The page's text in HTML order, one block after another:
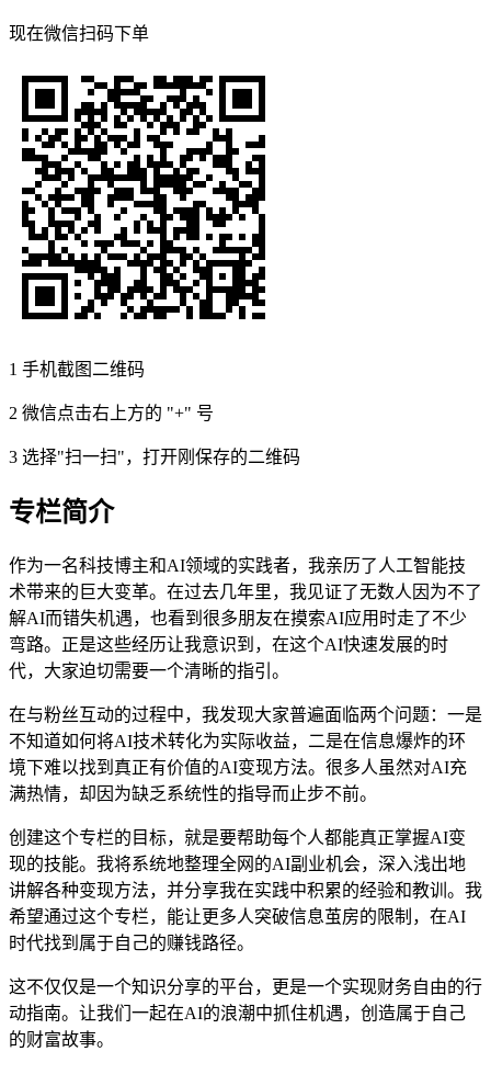
现在微信扫码下单
1 手机截图二维码
2 微信点击右上方的 "+" 号
3 选择"扫一扫"，打开刚保存的二维码
专栏简介
作为一名科技博主和AI领域的实践者，我亲历了人工智能技
术带来的巨大变革。在过去几年里，我见证了无数人因为不了
解AI而错失机遇，也看到很多朋友在摸索AI应用时走了不少
弯路。正是这些经历让我意识到，在这个AI快速发展的时
代，大家迫切需要一个清晰的指引。
在与粉丝互动的过程中，我发现大家普遍面临两个问题：一是
不知道如何将AI技术转化为实际收益，二是在信息爆炸的环
境下难以找到真正有价值的AI变现方法。很多人虽然对AI充
满热情，却因为缺乏系统性的指导而止步不前。
创建这个专栏的目标，就是要帮助每个人都能真正掌握AI变
现的技能。我将系统地整理全网的AI副业机会，深入浅出地
讲解各种变现方法，并分享我在实践中积累的经验和教训。我
希望通过这个专栏，能让更多人突破信息茧房的限制，在AI
时代找到属于自己的赚钱路径。
这不仅仅是一个知识分享的平台，更是一个实现财务自由的行
动指南。让我们一起在AI的浪潮中抓住机遇，创造属于自己
的财富故事。